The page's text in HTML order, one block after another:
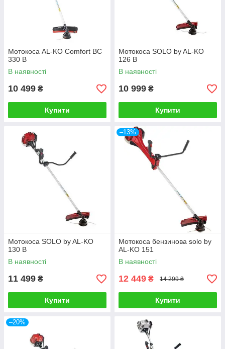
Мотокоса AL-KO Comfort BC
330 B
В наявності
10 499 ₴
Купити
Мотокоса SOLO by AL-KO
126 B
В наявності
10 999 ₴
Купити
Мотокоса SOLO by AL-KO
130 B
В наявності
11 499 ₴
Купити
–13%
Мотокоса бензинова solo by
AL-KO 151
В наявності
12 449 ₴ 14 299 ₴
Купити
–20%